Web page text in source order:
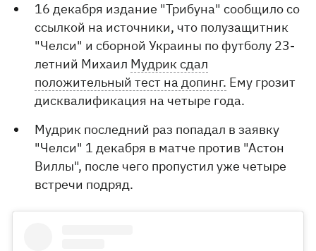
16 декабря издание "Трибуна" сообщило со
ссылкой на источники, что полузащитник
"Челси" и сборной Украины по футболу 23-
летний Михаил Мудрик сдал
положительный тест на допинг. Ему грозит
дисквалификация на четыре года.
Мудрик последний раз попадал в заявку
"Челси" 1 декабря в матче против "Астон
Виллы", после чего пропустил уже четыре
встречи подряд.